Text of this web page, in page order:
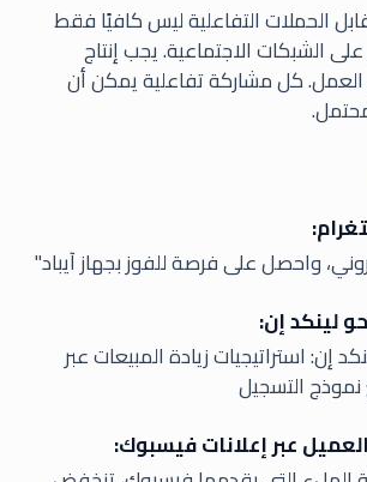
الحملات التفاعلية ليس كافيًا فقط
الشبكات الاجتماعية. يجب إنتاج
كل مشاركة تفاعلية يمكن أن
واحصل على فرصة للفوز بجهاز آيباد"
لينكد إن:
إن: استراتيجيات زيادة المبيعات عبر
التسجيل
عبر إعلانات فيسبوك: